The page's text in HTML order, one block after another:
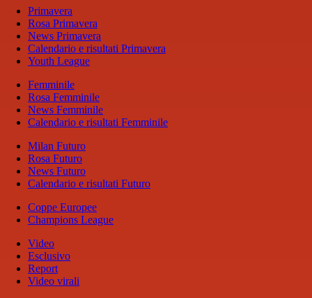
Primavera
Rosa Primavera
News Primavera
Calendario e risultati Primavera
Youth League
Femminile
Rosa Femminile
News Femminile
Calendario e risultati Femminile
Milan Futuro
Rosa Futuro
News Futuro
Calendario e risultati Futuro
Coppe Europee
Champions League
Video
Esclusivo
Report
Video virali